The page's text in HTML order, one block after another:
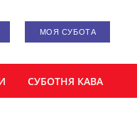
МОЯ СУБОТА
СУБОТНЯ КАВА